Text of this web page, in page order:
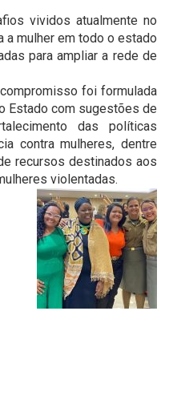
vividos atualmente no
a mulher em todo o estado
para ampliar a rede de
foi formulada
Estado com sugestões de
das políticas
contra mulheres, dentre
recursos destinados aos
violentadas.